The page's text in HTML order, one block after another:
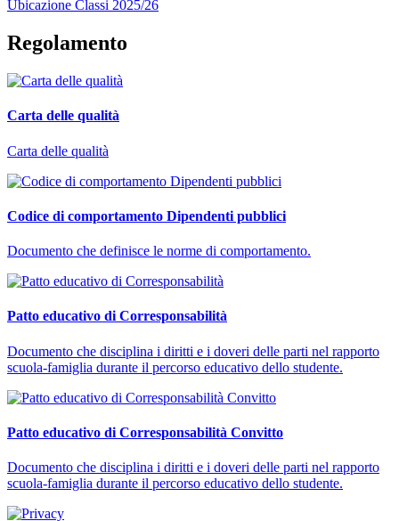
Ubicazione Classi 2025/26
Regolamento
Carta delle qualità
Carta delle qualità
Codice di comportamento Dipendenti pubblici
Documento che definisce le norme di comportamento.
Patto educativo di Corresponsabilità
Documento che disciplina i diritti e i doveri delle parti nel rapporto
scuola-famiglia durante il percorso educativo dello studente.
Patto educativo di Corresponsabilità Convitto
Documento che disciplina i diritti e i doveri delle parti nel rapporto
scuola-famiglia durante il percorso educativo dello studente.